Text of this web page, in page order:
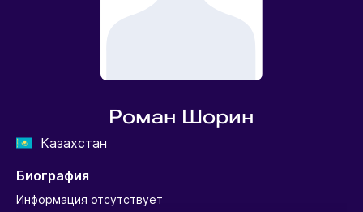
Роман Шорин
Казахстан
Биография
Информация отсутствует